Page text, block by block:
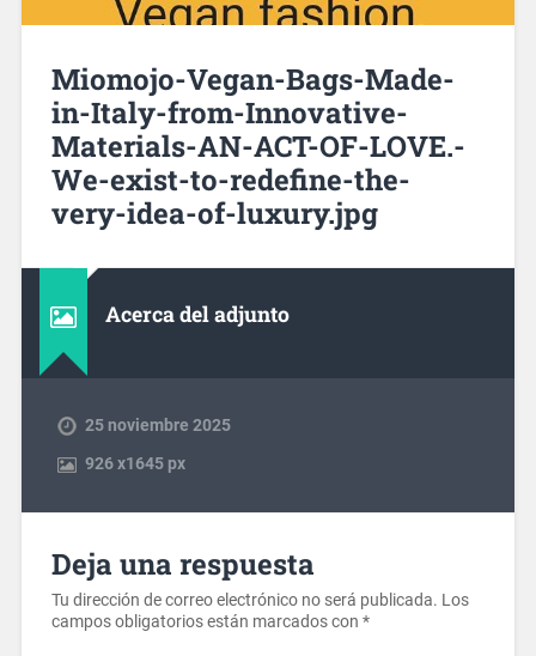
Miomojo-Vegan-Bags-Made-
in-Italy-from-Innovative-
Materials-AN-ACT-OF-LOVE.-
We-exist-to-redefine-the-
very-idea-of-luxury.jpg
Acerca del adjunto
25 noviembre 2025
926x1645 px
Deja una respuesta
Tu dirección de correo electrónico no será publicada. Los
campos obligatorios están marcados con *